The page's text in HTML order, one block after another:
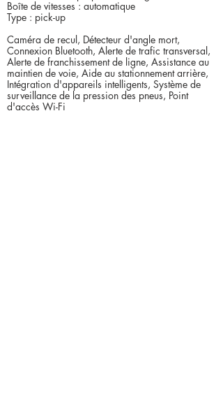
Boîte de vitesses : automatique
Type : pick-up
Caméra de recul, Détecteur d'angle mort,
Connexion Bluetooth, Alerte de trafic transversal,
Alerte de franchissement de ligne, Assistance au
maintien de voie, Aide au stationnement arrière,
Intégration d'appareils intelligents, Système de
surveillance de la pression des pneus, Point
d'accès Wi-Fi